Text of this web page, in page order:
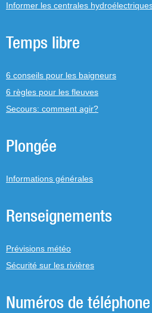
Informer les centrales
Temps libre
6 conseils pour les baigneurs
6 règles pour les fleuves
Secours: comment agir?
Plongée
Informations générales
Renseignements
Prévisions météo
Sécurité sur les rivières
Numéros de